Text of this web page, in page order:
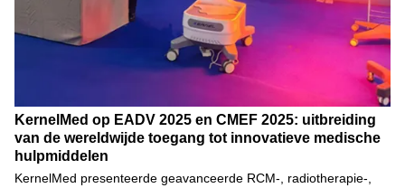
KernelMed op EADV 2025 en CMEF 2025: uitbreiding
van de wereldwijde toegang tot innovatieve medische
hulpmiddelen
KernelMed presenteerde geavanceerde RCM-, radiotherapie-,